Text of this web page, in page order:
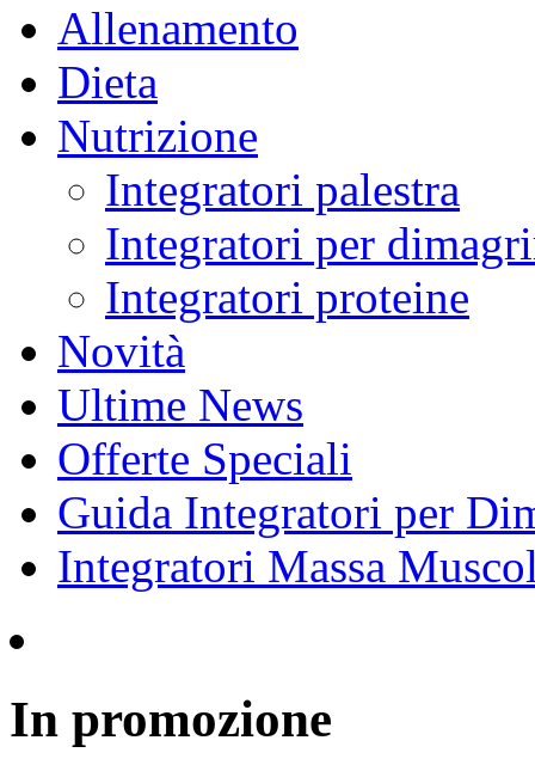
Allenamento
Dieta
Nutrizione
Integratori palestra
Integratori per
Integratori proteine
Novità
Ultime News
Offerte Speciali
Guida Integratori per
Integratori Massa
In promozione